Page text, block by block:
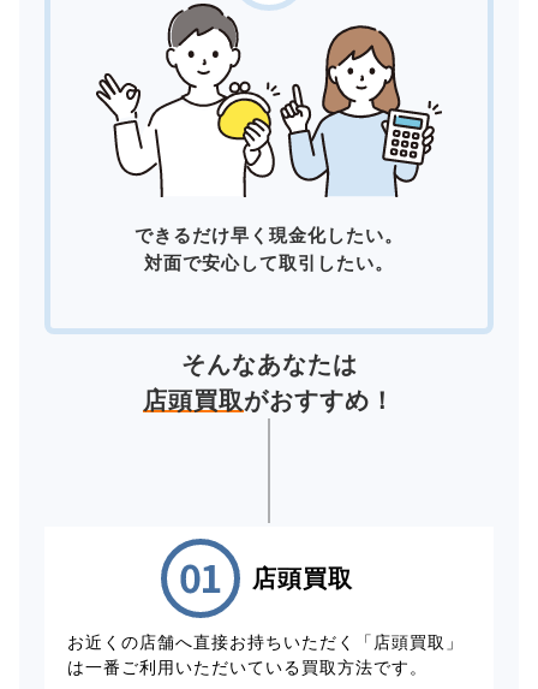
できるだけ早く現金化したい。
対面で安心して取引したい。
そんなあなたは
店頭買取がおすすめ！
店頭買取
お近くの店舗へ直接お持ちいただく「店頭買取」
は一番ご利用いただいている買取方法です。